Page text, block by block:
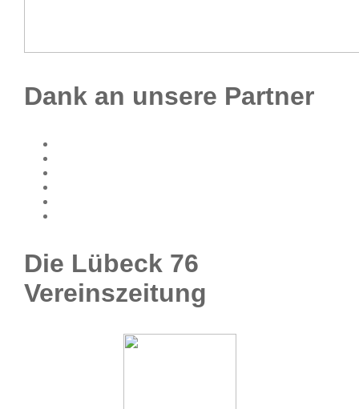
Dank an unsere Partner
Die Lübeck 76
Vereinszeitung